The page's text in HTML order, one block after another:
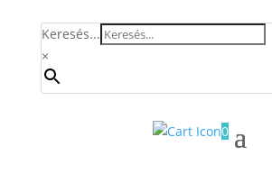
Keresés...
×
0